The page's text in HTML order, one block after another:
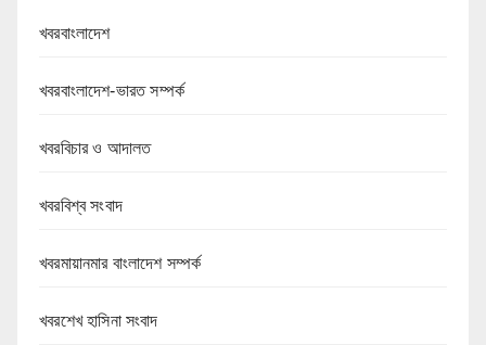
খবরবাংলাদেশ
খবরবাংলাদেশ-ভারত সম্পর্ক
খবরবিচার ও আদালত
খবরবিশ্ব সংবাদ
খবরমায়ানমার বাংলাদেশ সম্পর্ক
খবরশেখ হাসিনা সংবাদ